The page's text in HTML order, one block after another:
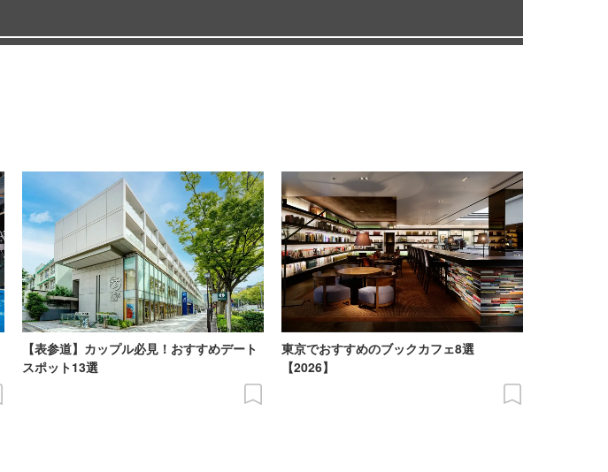
【表参道】カップル必見！おすすめデート
スポット13選
東京でおすすめのブックカフェ8選
【2026】